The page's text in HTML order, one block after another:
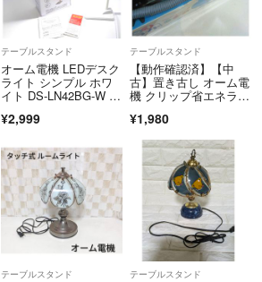
テーブルスタンド
オーム電機 LEDデスク
ライト シンプル ホワ
イト DS-LN42BG-W 06
¥2,999
テーブルスタンド
【動作確認済】【中
古】置き古し オーム電
機 クリップ省エネライ
¥1,980
テーブルスタンド テーブルスタンド